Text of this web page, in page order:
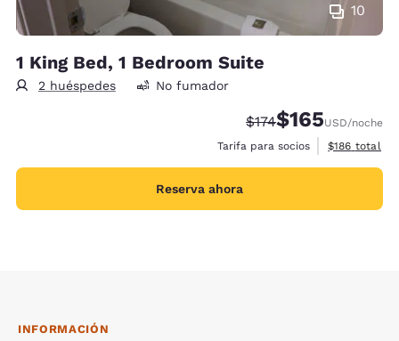
10
1 King Bed, 1 Bedroom Suite
2 huéspedes No fumador
Tarifa tachada:
$174Tarifa reducida:
$165USD/noche
Tarifa para socios
Ver detalles
$186 total
Reserva ahora
INFORMACIÓN